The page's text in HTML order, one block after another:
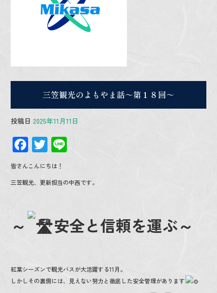
三笠観光のよもやま話～第１８回～
投稿日 2025年11月11日
F
ac
e
b
o
o
T
wi
tt
er
e
皆さんこんにちは！
三笠観光、更新担当の中西です。
～ 安全と信頼を運ぶ～
紅葉シーズンで観光バスが大活躍する11月。
しかしその裏側には、見えない努力と徹底した安全管理があります